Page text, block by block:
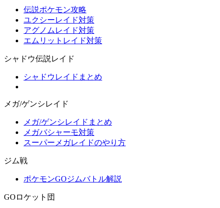
伝説ポケモン攻略
ユクシーレイド対策
アグノムレイド対策
エムリットレイド対策
シャドウ伝説レイド
シャドウレイドまとめ
メガ/ゲンシレイド
メガ/ゲンシレイドまとめ
メガバシャーモ対策
スーパーメガレイドのやり方
ジム戦
ポケモンGOジムバトル解説
GOロケット団